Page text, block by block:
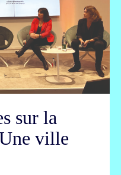
sur la
ville